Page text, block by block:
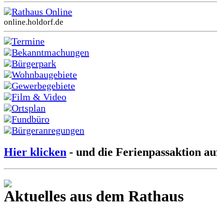
Rathaus Online
online.holdorf.de
Termine
Bekanntmachungen
Bürgerpark
Wohnbaugebiete
Gewerbegebiete
Film & Video
Ortsplan
Fundbüro
Bürgeranregungen
Hier klicken - und die Ferienpassaktion
Aktuelles aus dem Rathaus